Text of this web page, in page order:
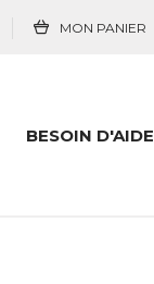
MON PANIER
BESOIN D'AIDE